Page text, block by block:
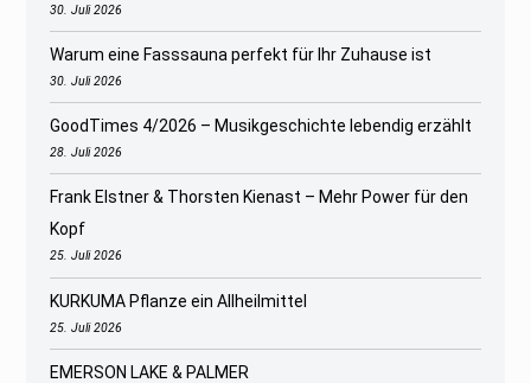
30. Juli 2026
Warum eine Fasssauna perfekt für Ihr Zuhause ist
30. Juli 2026
GoodTimes 4/2026 – Musikgeschichte lebendig erzählt
28. Juli 2026
Frank Elstner & Thorsten Kienast – Mehr Power für den
Kopf
25. Juli 2026
KURKUMA Pflanze ein Allheilmittel
25. Juli 2026
EMERSON LAKE & PALMER